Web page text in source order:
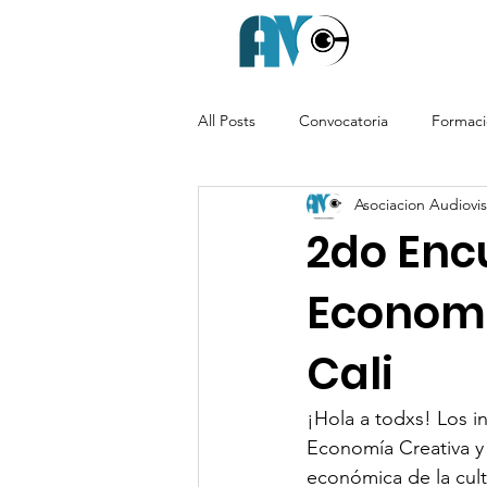
All Posts Convocatoria
2do
Cali
Asociacion
¡Hola a todxs! Los
Economía Creativa
económica de la